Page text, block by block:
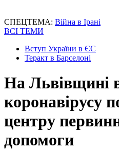
СПЕЦТЕМА: Війна в Ірані
ВСІ ТЕМИ
Вступ України в ЄС
Теракт в Барселоні
На Львівщині
коронавірусу
центру
допомоги